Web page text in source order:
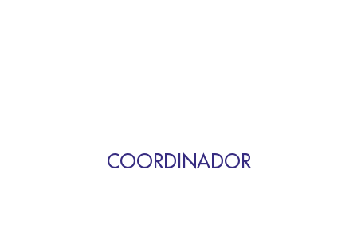
COORDINADOR